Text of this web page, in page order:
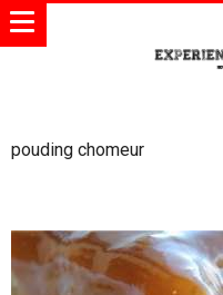
pouding chomeur